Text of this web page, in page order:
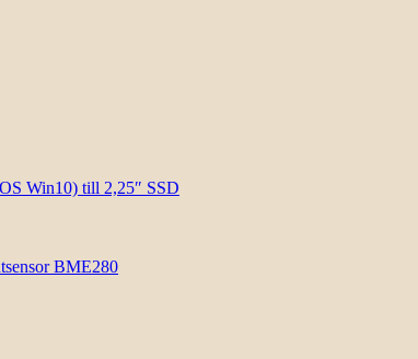
Win10) till 2,25″ SSD
BME280